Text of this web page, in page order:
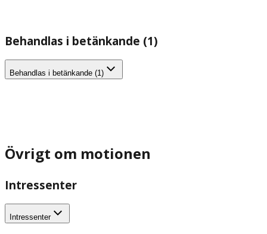
Behandlas i betänkande (1)
Behandlas i betänkande (1)
Övrigt om motionen
Intressenter
Intressenter